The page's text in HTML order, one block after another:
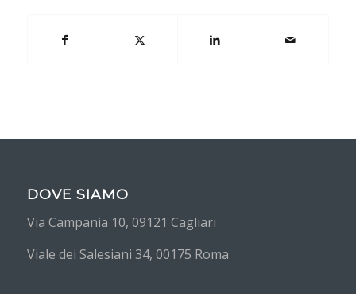
DOVE SIAMO
Via Campania 10, 09121 Cagliari
Viale dei Salesiani 34, 00175 Roma